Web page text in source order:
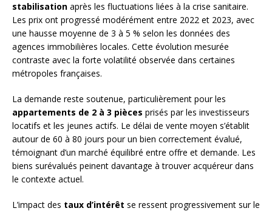
stabilisation après les fluctuations liées à la crise sanitaire.
Les prix ont progressé modérément entre 2022 et 2023, avec
une hausse moyenne de 3 à 5 % selon les données des
agences immobilières locales. Cette évolution mesurée
contraste avec la forte volatilité observée dans certaines
métropoles françaises.
La demande reste soutenue, particulièrement pour les
appartements de 2 à 3 pièces prisés par les investisseurs
locatifs et les jeunes actifs. Le délai de vente moyen s’établit
autour de 60 à 80 jours pour un bien correctement évalué,
témoignant d’un marché équilibré entre offre et demande. Les
biens surévalués peinent davantage à trouver acquéreur dans
le contexte actuel.
L’impact des taux d’intérêt se ressent progressivement sur le